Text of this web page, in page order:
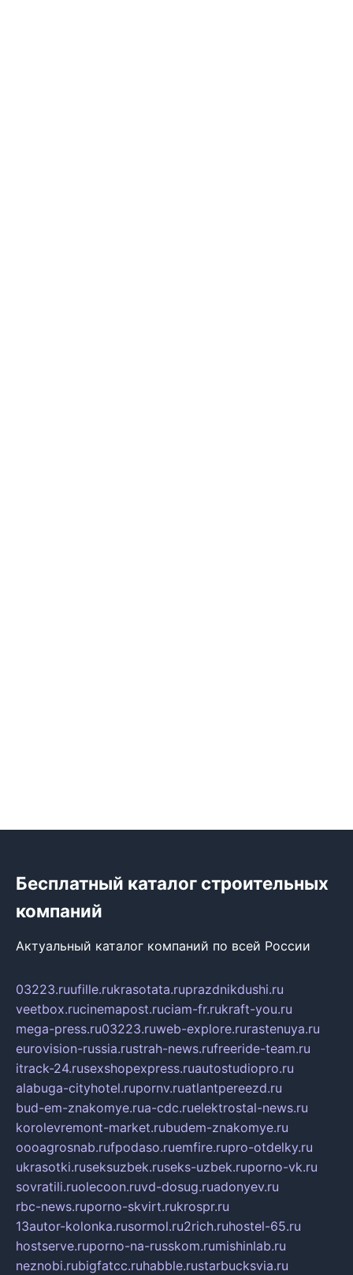
Бесплатный каталог строительных
компаний
Актуальный каталог компаний по всей России
03223.ruufille.rukrasotata.ruprazdnikdushi.ru
veetbox.rucinemapost.ruciam-fr.rukraft-you.ru
mega-press.ru03223.ruweb-explore.rurastenuya.ru
eurovision-russia.rustrah-news.rufreeride-team.ru
itrack-24.rusexshopexpress.ruautostudiopro.ru
alabuga-cityhotel.rupornv.ruatlantpereezd.ru
bud-em-znakomye.rua-cdc.ruelektrostal-news.ru
korolevremont-market.rubudem-znakomye.ru
oooagrosnab.rufpodaso.ruemfire.rupro-otdelky.ru
ukrasotki.ruseksuzbek.ruseks-uzbek.ruporno-vk.ru
sovratili.ruolecoon.ruvd-dosug.ruadonyev.ru
rbc-news.ruporno-skvirt.rukrospr.ru
13autor-kolonka.rusormol.ru2rich.ruhostel-65.ru
hostserve.ruporno-na-russkom.rumishinlab.ru
neznobi.rubigfatcc.ruhabble.rustarbucksvia.ru